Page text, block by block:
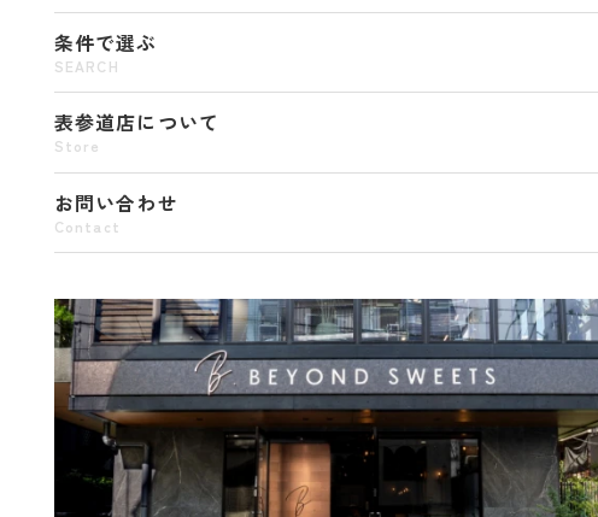
条件で選ぶ
SEARCH
表参道店について
Store
お問い合わせ
Contact